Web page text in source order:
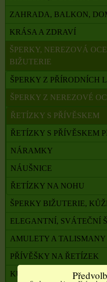
ZAHRADA, BALKON,
KRÁSA A ZDRAVÍ
ŠPERKY, NEREZOVÁ
BIŽUTERIE
ŠPERKY Z PŘÍRODNÍCH
ŠPERKY Z NEREZOVÉ
ŘETÍZKY S PŘÍVĚSKEM
ŘETÍZKY S PŘÍVĚSKEM
NÁRAMKY
NÁUŠNICE
ŘETÍZKY NA NOHU
ŠPERKY BIŽUTERIE,
ELEGANTNÍ, SVÁTEČNÍ
AMULETY A TALISMANY
PŘÍVĚŠKY NA ŘETÍZEK
KŮŽE, ŘETÍZKY NA